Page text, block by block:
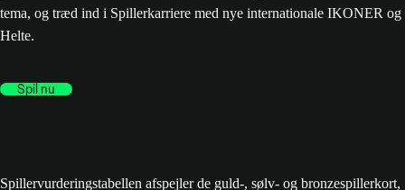
tema, og træd ind i Spillerkarriere med nye internationale IKONER og
Helte.
Spil nu
Spillervurderingstabellen afspejler de guld-, sølv- og bronzespillerkort,